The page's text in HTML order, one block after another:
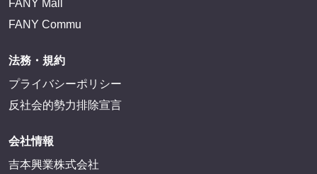
FANY Mall
FANY Commu
法務・規約
プライバシーポリシー
反社会的勢力排除宣言
会社情報
吉本興業株式会社